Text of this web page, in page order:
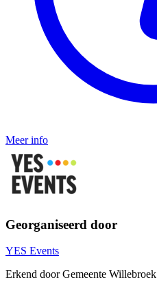
Meer info
Georganiseerd door
YES Events
Erkend door Gemeente Willebroek